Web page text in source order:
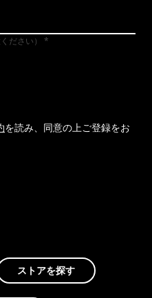
ださい）
を読み、同意の上ご登録をお
ストアを探す